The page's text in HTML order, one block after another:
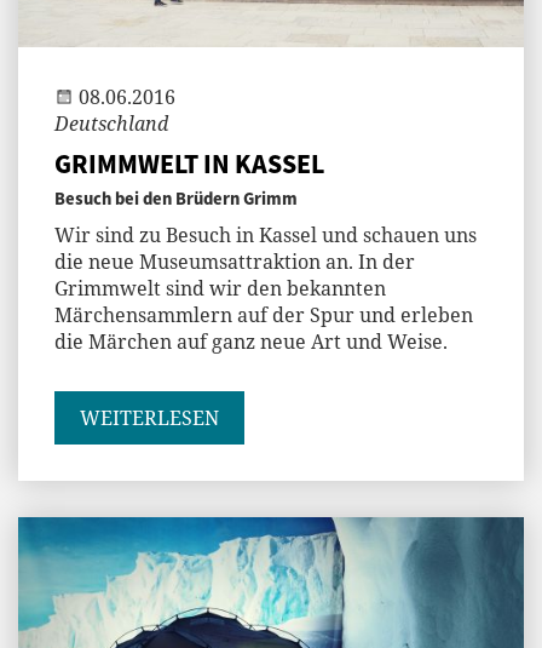
08.06.2016
Deutschland
GRIMMWELT IN KASSEL
Besuch bei den Brüdern Grimm
Wir sind zu Besuch in Kassel und schauen uns
die neue Museumsattraktion an. In der
Grimmwelt sind wir den bekannten
Märchensammlern auf der Spur und erleben
die Märchen auf ganz neue Art und Weise.
WEITERLESEN